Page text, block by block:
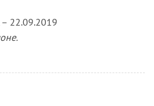
– 22.09.2019